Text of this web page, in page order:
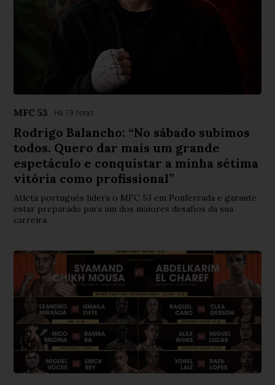
MFC 53 Há 19 horas
Rodrigo Balancho: “No sábado subimos
todos. Quero dar mais um grande
espetáculo e conquistar a minha sétima
vitória como profissional”
Atleta português lidera o MFC 53 em Ponferrada e garante
estar preparado para um dos maiores desafios da sua
carreira